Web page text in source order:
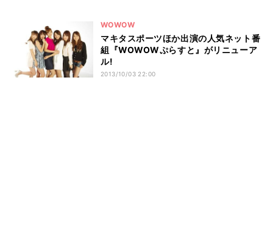
WOWOW
マキタスポーツほか出演の人気ネット番
組『WOWOWぷらすと』がリニューア
ル!
2013/10/03 22:00